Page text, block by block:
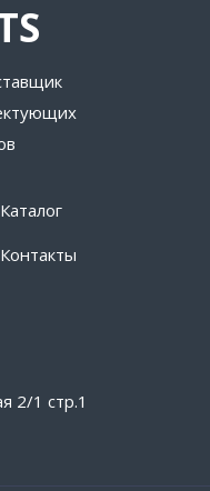
Каталог
Контакты
2/1 стр.1